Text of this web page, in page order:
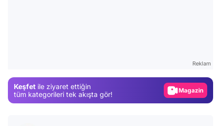
Reklam
Keşfet ile ziyaret ettiğin
tüm kategorileri tek akışta gör!
Magazin